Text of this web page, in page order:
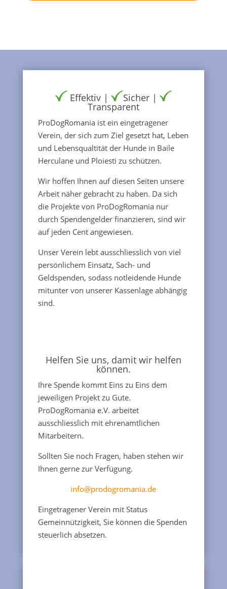
Effektiv | Sicher |
Transparent
ProDogRomania ist ein eingetragener
Verein, der sich zum Ziel gesetzt hat, Leben
und Lebensqualtität der Hunde in Baile
Herculane und Ploiesti zu schützen.
Wir hoffen Ihnen auf diesen Seiten unsere
Arbeit näher gebracht zu haben. Da sich
die Projekte von ProDogRomania nur
durch Spendengelder finanzieren, sind wir
auf jeden Cent angewiesen.
Unser Verein lebt ausschliesslich von viel
persönlichem Einsatz, Sach- und
Geldspenden, sodass notleidende Hunde
mitunter von unserer Kassenlage abhängig
sind.
Helfen Sie uns, damit wir helfen
können.
Ihre Spende kommt Eins zu Eins dem
jeweiligen Projekt zu Gute.
ProDogRomania e.V. arbeitet
ausschliesslich mit ehrenamtlichen
Mitarbeitern.
Sollten Sie noch Fragen, haben stehen wir
Ihnen gerne zur Verfügung.
info@prodogromania.de
Eingetragener Verein mit Status
Gemeinnützigkeit, Sie können die Spenden
steuerlich absetzen.